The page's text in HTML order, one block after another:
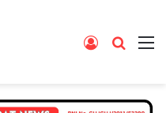
Search
Log